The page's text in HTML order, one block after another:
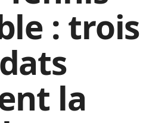
: trois
la